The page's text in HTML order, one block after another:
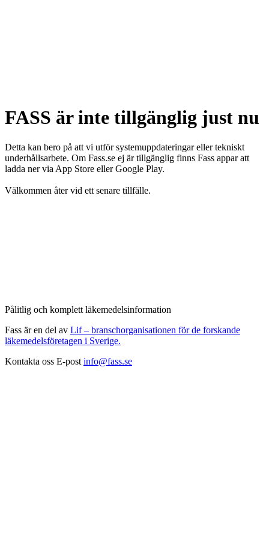
FASS är inte tillgänglig just nu
Detta kan bero på att vi utför systemuppdateringar eller tekniskt
underhållsarbete. Om Fass.se ej är tillgänglig finns Fass appar att
ladda ner via App Store eller Google Play.
Välkommen åter vid ett senare tillfälle.
Pålitlig och komplett läkemedelsinformation
Fass är en del av Lif – branschorganisationen för de forskande
läkemedelsföretagen i Sverige.
Kontakta oss E-post info@fass.se